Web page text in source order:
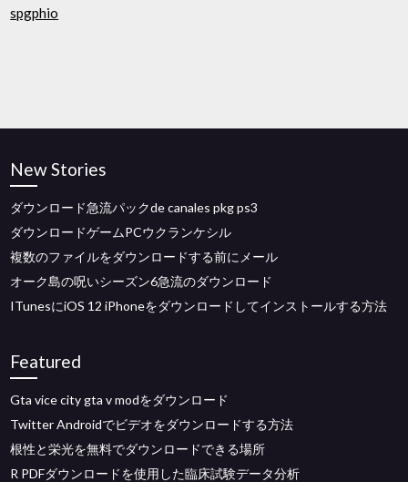
spgphio
New Stories
ダウンロード急流パックde canales pkg ps3
ダウンロードゲームPCウクランケシル
複数のファイルをダウンロードする前にメール
オーク島の呪いシーズン6急流のダウンロード
ITunesにiOS 12 iPhoneをダウンロードしてインストールする方法
Featured
Gta vice city gta v modをダウンロード
Twitter Androidでビデオをダウンロードする方法
根性と栄光を無料でダウンロードできる場所
R PDFダウンロードを使用した臨床試験データ分析